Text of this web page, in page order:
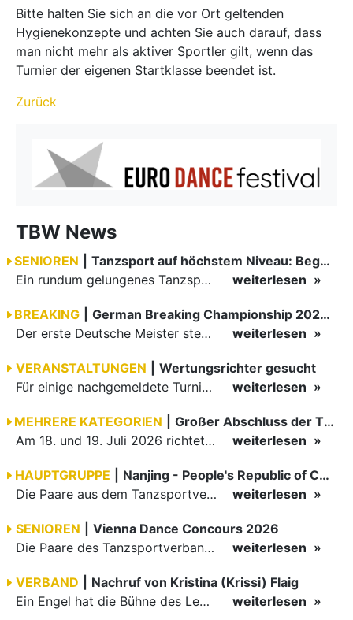
Bitte halten Sie sich an die vor Ort geltenden
Hygienekonzepte und achten Sie auch darauf, dass
man nicht mehr als aktiver Sportler gilt, wenn das
Turnier der eigenen Startklasse beendet ist.
Zurück
TBW News
SENIOREN
Tanzsport auf höchstem Niveau: Begeisterung bei den Turnieren in…
Ein rundum gelungenes Tanzsport-Wochenende liegt hinter den Paaren und Organisatoren in Enzklösterle. Am 1. und 2. August 2026 verwandelte sich die Festhalle wieder in einen lebendigen Mittelpunkt des…
weiterlesen
BREAKING
German Breaking Championship 2026 in Hannover
Der erste Deutsche Meister steht fest B-Boy Roman siegt bei den Juniors
weiterlesen
VERANSTALTUNGEN
Wertungsrichter gesucht
Für einige nachgemeldete Turniere im 2 Halbjahr sucht der ZWE noch Wertungsrichter.
weiterlesen
MEHRERE KATEGORIEN
Großer Abschluss der TBW-Trophy in Weinheim
Am 18. und 19. Juli 2026 richtete die Tanzsportabteilung (TSA) der TSG 1862 Weinheim das Abschlussturnier der diesjährigen TBW-Trophy-Serie aus. Zum traditionellen Saisonfinale kamen rund 400 Starts über…
weiterlesen
HAUPTGRUPPE
Nanjing - People's Republic of China
Die Paare aus dem Tanzsportverband Baden-Württemberg (TBW) haben beim hochklassig besetzten WDSF GrandSlam im chinesischen Nanjing wieder einmal auf internationalem Top-Niveau geglänzt. Das…
weiterlesen
SENIOREN
Vienna Dance Concours 2026
Die Paare des Tanzsportverbandes Baden-Württemberg (TBW) glänzten auf dem internationalen Parkett des Vienna Dance Concourse 2026 im Wiener Rathaus mit hervorragenden Platzierungen Ergebnisse unter: …
weiterlesen
VERBAND
Nachruf von Kristina (Krissi) Flaig
Ein Engel hat die Bühne des Lebens verlassen. Viel zu früh, plötzlich und für uns alle unfassbar, wurde unsere geliebte Kristina (Krissi) Flaig im Alter von 36 Jahren aus dem Leben gerissen. Das Tanzen…
weiterlesen